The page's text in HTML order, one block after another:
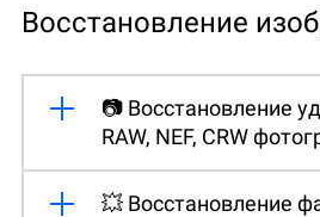
Восстановление
📷 Восстановление
RAW, NEF, CRW
💥 Восстановление